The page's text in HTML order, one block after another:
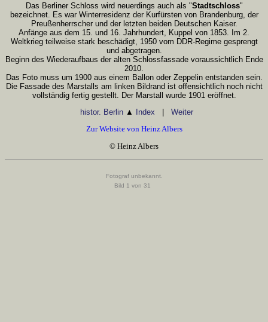
Das Berliner Schloss wird neuerdings auch als "Stadtschloss"
bezeichnet. Es war Winterresidenz der Kurfürsten von Brandenburg, der
Preußenherrscher und der letzten beiden Deutschen Kaiser.
Anfänge aus dem 15. und 16. Jahrhundert, Kuppel von 1853. Im 2.
Weltkrieg teilweise stark beschädigt, 1950 vom DDR-Regime gesprengt
und abgetragen.
Beginn des Wiederaufbaus der alten Schlossfassade voraussichtlich Ende
2010.
Das Foto muss um 1900 aus einem Ballon oder Zeppelin entstanden sein.
Die Fassade des Marstalls am linken Bildrand ist offensichtlich noch nicht
vollständig fertig gestellt. Der Marstall wurde 1901 eröffnet.
histor. Berlin ▲ Index | Weiter
Zur Website von Heinz Albers
© Heinz Albers
Fotograf unbekannt.
Bild 1 von 31